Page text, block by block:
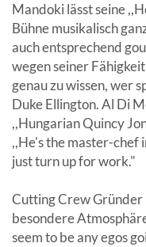
Mandoki lässt seine
Bühne musikalisch
auch entsprechend
wegen seiner
genau zu wissen, wer
Duke Ellington. Al Di
,,Hungarian Quincy
,,He's the master-chef
just turn up for work."
Cutting Crew Gründer
besondere
seem to be any egos